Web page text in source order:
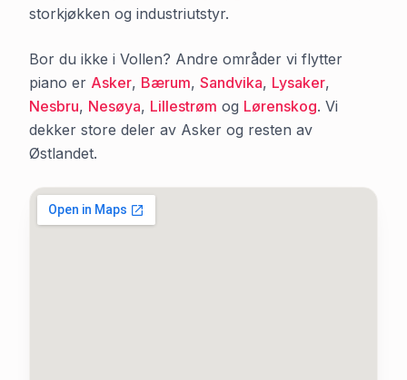
storkjøkken og industriutstyr.
Bor du ikke i Vollen? Andre områder vi flytter
piano er Asker, Bærum, Sandvika, Lysaker,
Nesbru, Nesøya, Lillestrøm og Lørenskog. Vi
dekker store deler av Asker og resten av
Østlandet.